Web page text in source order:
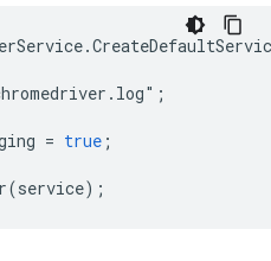
.
. log" ;
= true ;
(service);